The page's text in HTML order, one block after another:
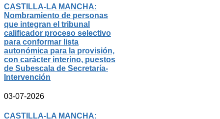
CASTILLA-LA MANCHA:
Nombramiento de personas
que integran el tribunal
calificador proceso selectivo
para conformar lista
autonómica para la provisión,
con carácter interino, puestos
de Subescala de Secretaría-
Intervención
03-07-2026
CASTILLA-LA MANCHA: